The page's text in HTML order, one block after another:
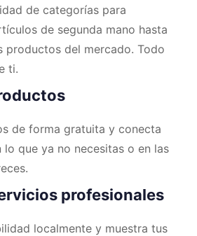
de categorías para
de segunda mano hasta
productos del mercado. Todo
ti.
de forma gratuita y conecta
lo que ya no necesitas o en las
profesionales
localmente y muestra tus